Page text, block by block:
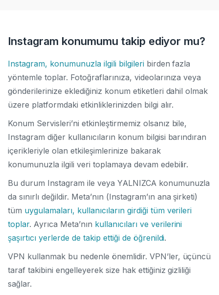
Instagram konumumu takip ediyor mu?
Instagram, konumunuzla ilgili bilgileribirden fazla
yöntemle toplar. Fotoğraflarınıza, videolarınıza veya
gönderilerinize eklediğiniz konum etiketleri dahil olmak
üzere platformdaki etkinliklerinizden bilgi alır.
Konum Servisleri’ni etkinleştirmemiz olsanız bile,
Instagram diğer kullanıcıların konum bilgisi barındıran
içerikleriyle olan etkileşimlerinize bakarak
konumunuzla ilgili veri toplamaya devam edebilir.
Bu durum Instagram ile veya YALNIZCA konumunuzla
da sınırlı değildir. Meta’nın (Instagram’ın ana şirketi)
tüm uygulamaları, kullanıcıların girdiği tüm verileri
toplar. Ayrıca Meta’nın kullanıcıları ve verilerini
şaşırtıcı yerlerde de takip ettiği de öğrenildi.
VPN kullanmak bu nedenle önemlidir. VPN’ler, üçüncü
taraf takibini engelleyerek size hak ettiğiniz gizliliği
sağlar.